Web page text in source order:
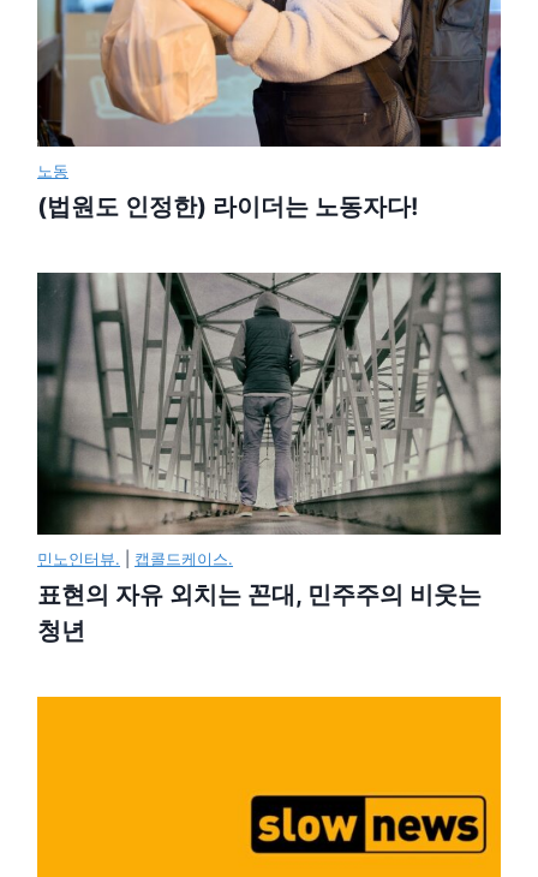
노동
(법원도 인정한) 라이더는 노동자다!
민노인터뷰. 캡콜드케이스.
표현의 자유 외치는 꼰대, 민주주의 비웃는
청년